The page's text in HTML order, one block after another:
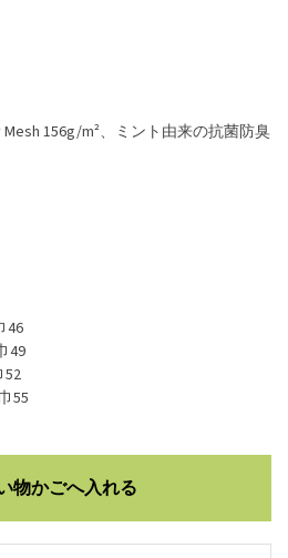
Mesh 156g/m²、ミント由来の抗菌防臭
46
49
52
55